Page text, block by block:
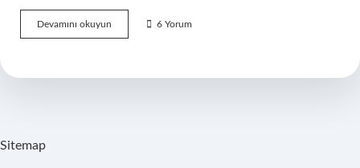
Devamını okuyun
Baba
Aynı
6 Yorum
Sitemap